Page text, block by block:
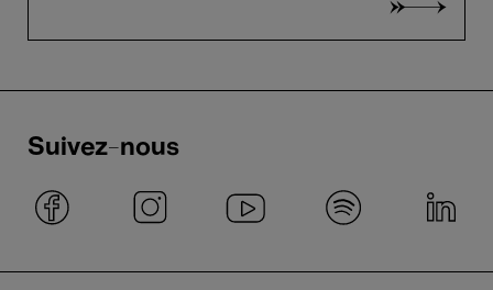
Suivez-nous